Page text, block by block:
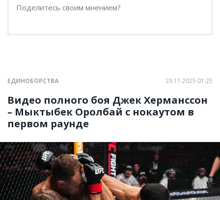
ЕДИНОБОРСТВА 23.11.2025 01:25
Видео полного боя Джек Херманссон
– Мыктыбек Оролбай с нокаутом в
первом раунде